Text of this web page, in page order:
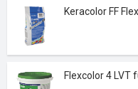
Keracolor FF
Flexcolor 4 LVT